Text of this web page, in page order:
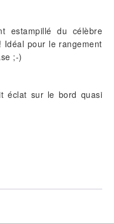
estampillé du célèbre
pour le rangement
;-)
éclat sur le bord quasi